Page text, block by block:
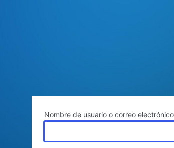
Nombre de usuario o correo electrónico